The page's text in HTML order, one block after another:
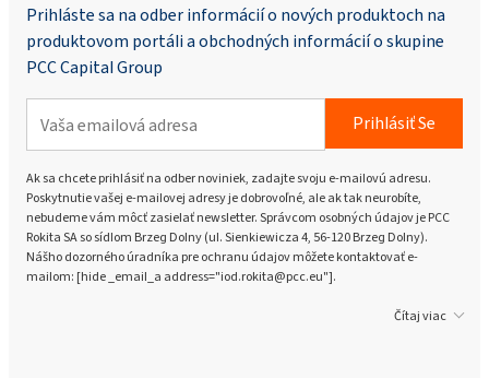
Prihláste sa na odber informácií o nových produktoch na
produktovom portáli a obchodných informácií o skupine
PCC Capital Group
Prihlásiť Se
Ak sa chcete prihlásiť na odber noviniek, zadajte svoju e-mailovú adresu.
Poskytnutie vašej e-mailovej adresy je dobrovoľné, ale ak tak neurobíte,
nebudeme vám môcť zasielať newsletter. Správcom osobných údajov je PCC
Rokita SA so sídlom Brzeg Dolny (ul. Sienkiewicza 4, 56-120 Brzeg Dolny).
Nášho dozorného úradníka pre ochranu údajov môžete kontaktovať e-
mailom: [hide _email_a address="iod.rokita@pcc.eu"].
Čítaj viac